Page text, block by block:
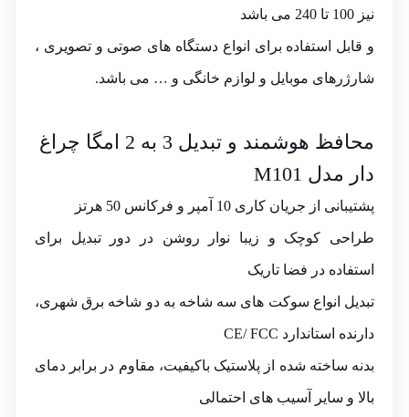
نیز 100 تا 240 می باشد
و قابل استفاده برای انواع دستگاه های صوتی و تصویری ،
شارژرهای موبایل و لوازم خانگی و … می باشد.
محافظ هوشمند و تبدیل 3 به 2 امگا چراغ
دار مدل M101
پشتیبانی از جریان کاری 10 آمپر و فرکانس 50 هرتز
طراحی کوچک و زیبا نوار روشن در دور تبدیل برای
استفاده در فضا تاریک
تبدیل انواع سوکت های سه شاخه به دو شاخه برق شهری،
دارنده استاندارد CE/ FCC
بدنه ساخته شده از پلاستیک باکیفیت، مقاوم در برابر دمای
بالا و سایر آسیب های احتمالی